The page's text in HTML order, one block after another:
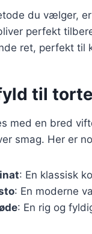
du vælger,
perfekt
ret, perfekt til
til
med en bred
smag. Her er
: En klassisk
: En moderne
: En rig og